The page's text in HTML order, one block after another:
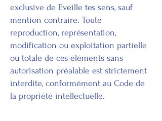
exclusive de Eveille tes sens, sauf
mention contraire. Toute
reproduction, représentation,
modification ou exploitation partielle
ou totale de ces éléments sans
autorisation préalable est strictement
interdite, conformément au Code de
la propriété intellectuelle.